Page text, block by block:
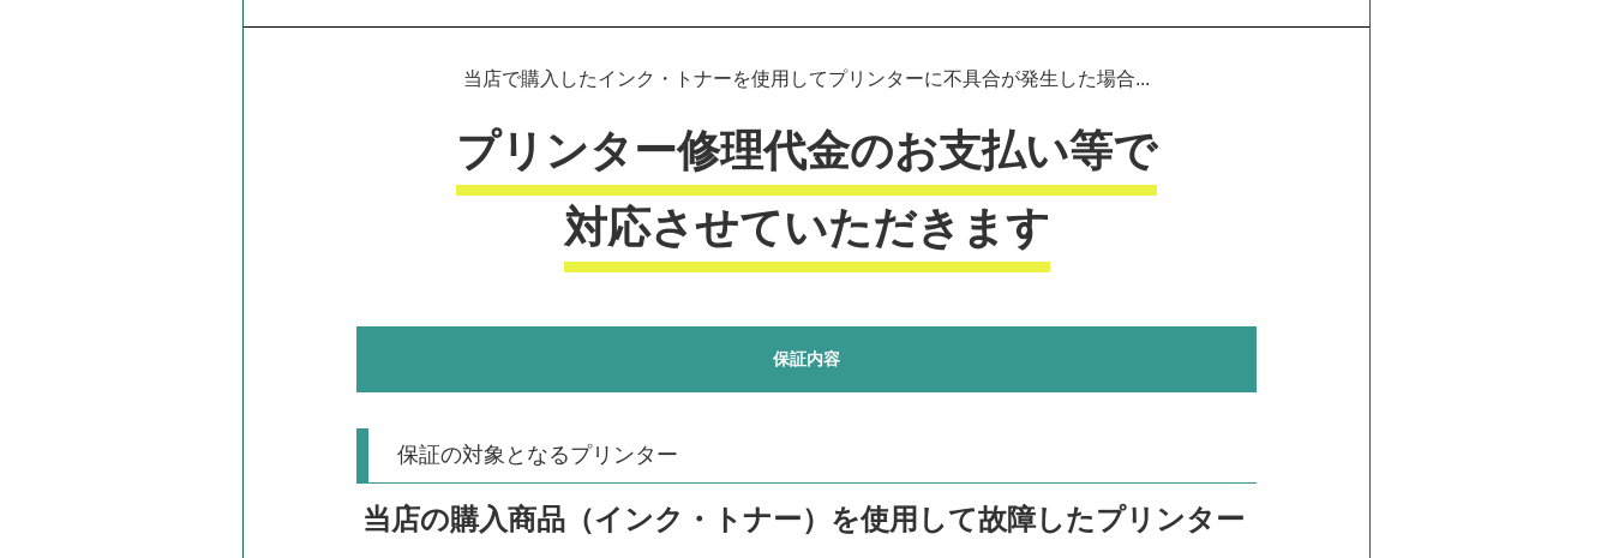
当店で購入したインク・トナーを使用してプリンターに不具合が発生した場合...
プリンター修理代金のお支払い等で
対応させていただきます
保証内容
保証の対象となるプリンター
当店の購入商品（インク・トナー）を使用して故障したプリンター